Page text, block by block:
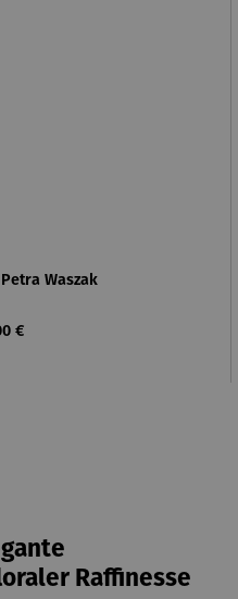
Waszak
Preis:
€
Raffinesse